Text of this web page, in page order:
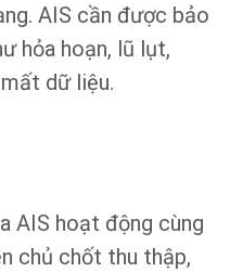
AIS cần được bảo
hỏa hoạn, lũ lụt,
dữ liệu.
AIS hoạt động cùng
chủ chốt thu thập,